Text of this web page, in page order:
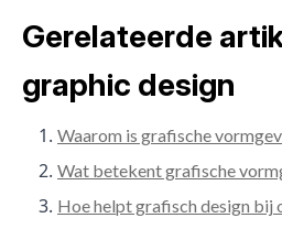
Gerelateerde
graphic design
Waarom is grafische
Wat betekent grafische
Hoe helpt grafisch design bij